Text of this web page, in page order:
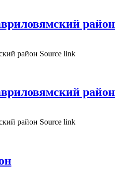
район
район Source link
район
район Source link